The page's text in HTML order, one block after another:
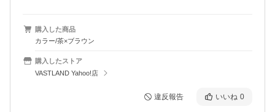
購入した商品
カラー/茶×ブラウン
購入したストア
VASTLAND Yahoo!店
違反報告 いいね 0